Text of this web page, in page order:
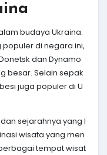
budaya Ukraina.
di negara ini,
dan Dynamo
besar. Selain sepak
juga populer di U
sejarahnya yang l
wisata yang men
tempat wisat